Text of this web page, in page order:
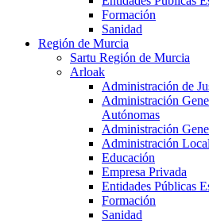
Formación
Sanidad
Región de Murcia
Sartu Región de Murcia
Arloak
Administración de
Administración
Autónomas
Administración
Administración Local
Educación
Empresa Privada
Entidades Públicas
Formación
Sanidad